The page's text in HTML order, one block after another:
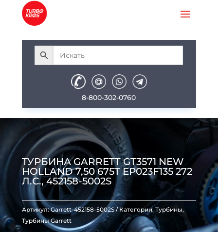
8-800-302-0760
ТУРБИНА GARRETT GT3571 NEW
HOLLAND 7,50 675T EP023F135 272
Л.С., 452158-5002S
Артикул:Garrett-452158-5002S Категории: Турбины,
Турбины Garrett